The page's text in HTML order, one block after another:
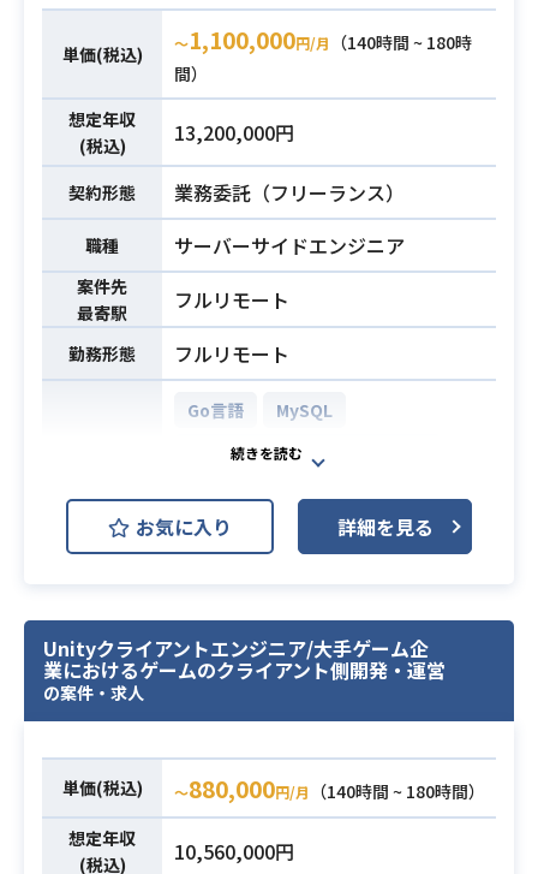
必須スキル
・TypeScript（React）での開発経
験（2年）
ウド環境での開発経験
・DockerやKubernetesを使ったイ
ンフラ自動化や継続的デリバリー（C
I/CD）の実務経験（5年以上）
・SQLを利用してデータ抽出、ダッ
シュボード作成
・AIを用いたプロトタイピング
・開発の動作検証
※上記以外でもご経験をもとにおま
かせする業務範囲はご相談させてい
ただきたいです
必須スキル
・エンジニアとしてのシステム／サ
ービス開発経験
・小／中規模のプロジェクト管理、
遂行経験が累計5年以上
・Webサービスの開発経験があるこ
と
・スクラムでの開発経験があること
・自社サービス・アジャイル開発プ
単価(税込) 〜1,100,000円/月
（140時間 ~ 180時
間）
想定年収
(税込)
13,200,000円
契約形態 業務委託（フリーランス）
職種 サーバーサイドエンジニア
案件先
最寄駅
フルリモート
勤務形態 フルリモート
Go言語
MySQL
AWS (Amazon Web Services)
GitHub
Terraform Next.js
toB向けSaasプロダクト開発にあた
・新機能開発
・設計・実装
・技術課題の調査
・Webアプリケーションの開発経験5
年以上
・Goを用いた開発経験1年以上
・静的言語を用いたバックエンド開
お気に入り 詳細を見る
Unityクライアントエンジニア/大手ゲーム企
業におけるゲームのクライアント側開発・運営
の案件・求人
単価(税込) 〜880,000円/月
（140時間 ~ 180時間）
想定年収
(税込)
10,560,000円